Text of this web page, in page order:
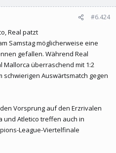
#6.424
Real patzt
Samstag möglicherweise eine
gefallen. Während Real
Mallorca überraschend mit 1:2
schwierigen Auswärtsmatch gegen
Vorsprung auf den Erzrivalen
und Atletico treffen auch in
League-Viertelfinale